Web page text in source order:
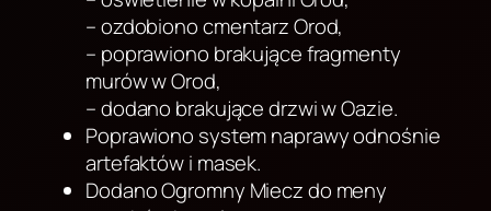
– ozdobiono cmentarz Orod,
– poprawiono brakujące fragmenty
murów w Orod,
– dodano brakujące drzwi w Oazie.
Poprawiono system naprawy odnośnie
artefaktów i masek.
Dodano Ogromny Miecz do meny